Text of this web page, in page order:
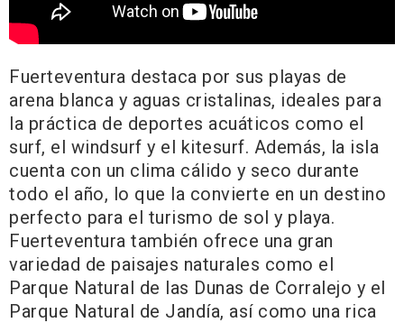
Fuerteventura destaca por sus playas de
arena blanca y aguas cristalinas, ideales para
la práctica de deportes acuáticos como el
surf, el windsurf y el kitesurf. Además, la isla
cuenta con un clima cálido y seco durante
todo el año, lo que la convierte en un destino
perfecto para el turismo de sol y playa.
Fuerteventura también ofrece una gran
variedad de paisajes naturales como el
Parque Natural de las Dunas de Corralejo y el
Parque Natural de Jandía, así como una rica